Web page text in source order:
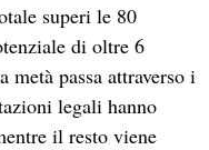
superi le 80
di oltre 6
passa attraverso i
legali hanno
il resto viene